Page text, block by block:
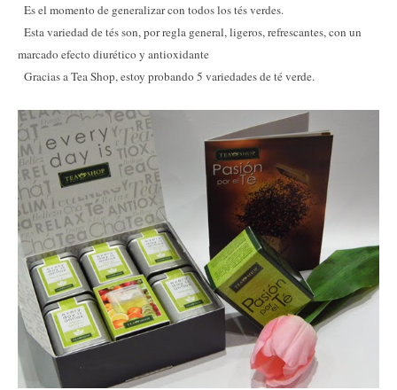
Es el momento de generalizar con todos los tés verdes.
Esta variedad de tés son, por regla general, ligeros, refrescantes, con un
marcado efecto diurético y antioxidante
Gracias a Tea Shop, estoy probando 5 variedades de té verde.